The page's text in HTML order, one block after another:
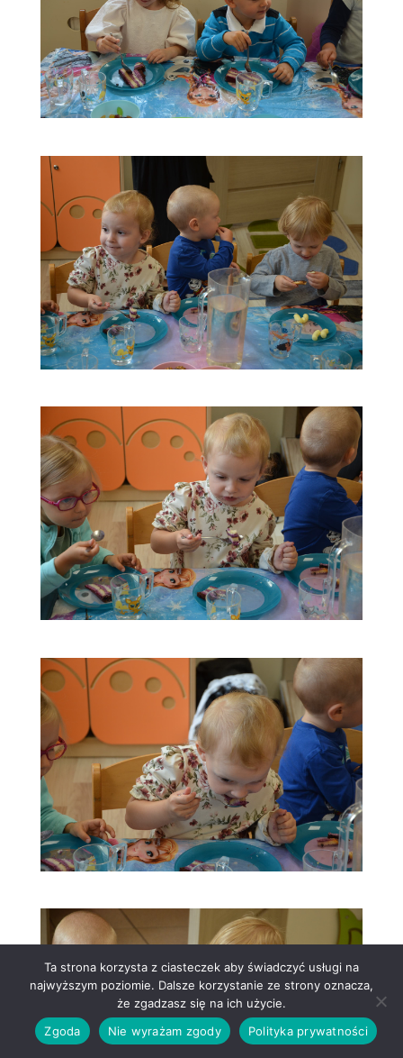
Ta strona korzysta z ciasteczek aby świadczyć usługi na
najwyższym poziomie. Dalsze korzystanie ze strony oznacza,
że zgadzasz się na ich użycie.
Zgoda
Nie wyrażam zgody Polityka prywatności